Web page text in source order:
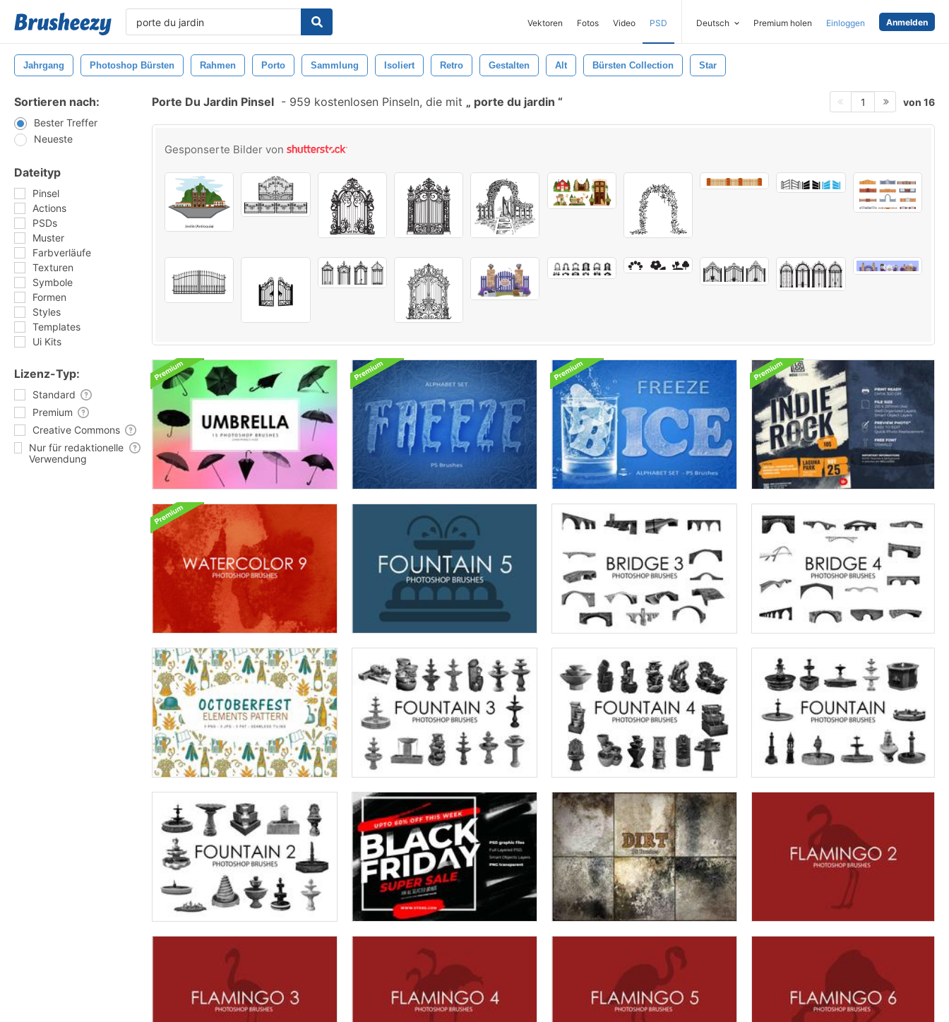
Vektoren Fotos Video PSD Deutsch Premium holen Einloggen Anmelden
Jahrgang Photoshop Bürsten Rahmen Porto Sammlung Isoliert Retro Gestalten Alt Bürsten Collection Star
Sortieren nach:
Bester Treffer
Neueste
Dateityp
Pinsel
Actions
PSDs
Muster
Farbverläufe
Texturen
Symbole
Formen
Styles
Templates
Ui Kits
Lizenz-Typ:
Standard
Premium
Creative Commons
Nur für redaktionelle
Verwendung
Porte Du Jardin Pinsel - 959 kostenlosen Pinseln, die mit porte du jardin 1 von 16
Gesponserte Bilder von